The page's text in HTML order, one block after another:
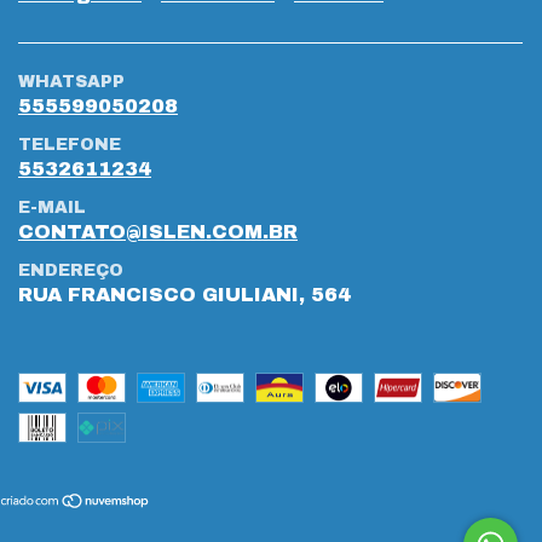
WHATSAPP
555599050208
TELEFONE
5532611234
E-MAIL
CONTATO@ISLEN.COM.BR
ENDEREÇO
RUA FRANCISCO GIULIANI, 564